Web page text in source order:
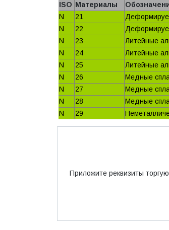
ISO Материалы
N
21
N
22
N
23 Литейные
N
24 Литейные
N
25 Литейные
N
26 Медные
N
27 Медные
N
28 Медные
N
29
Приложите реквизиты